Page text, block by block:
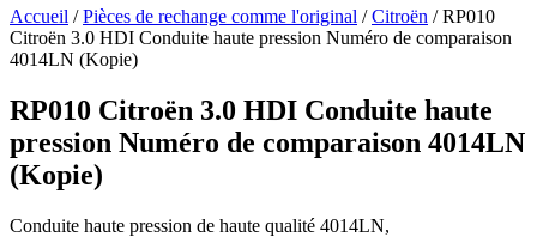
Accueil /Pièces de rechange comme l'original /Citroën / RP010
Citroën 3.0 HDI Conduite haute pression Numéro de comparaison
4014LN (Kopie)
RP010 Citroën 3.0 HDI Conduite haute
pression Numéro de comparaison 4014LN
(Kopie)
Conduite haute pression de haute qualité 4014LN,